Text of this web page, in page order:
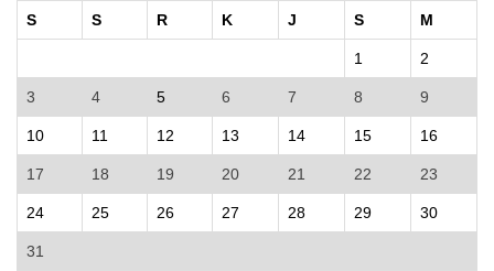
S S R K J S M
1 2
3 4 5 6 7 8 9
10 11 12 13 14 15 16
17 18 19 20 21 22 23
24 25 26 27 28 29 30
31